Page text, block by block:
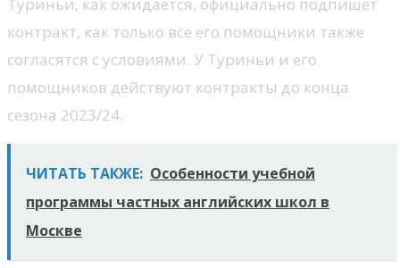
Туриньи, как ожидается, официально подпишет
контракт, как только все его помощники также
согласятся с условиями. У Туриньи и его
помощников действуют контракты до конца
сезона 2023/24.
ЧИТАТЬ ТАКЖЕ: Особенности учебной
программы частных английских школ в
Москве